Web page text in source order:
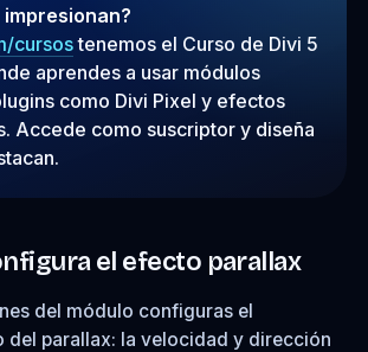
cursostenemos el Curso de Divi 5
aprendes a usar módulos
como Divi Pixel y efectos
Accede como suscriptor y diseña
el efecto parallax
del módulo configuras el
del parallax: la velocidad y dirección